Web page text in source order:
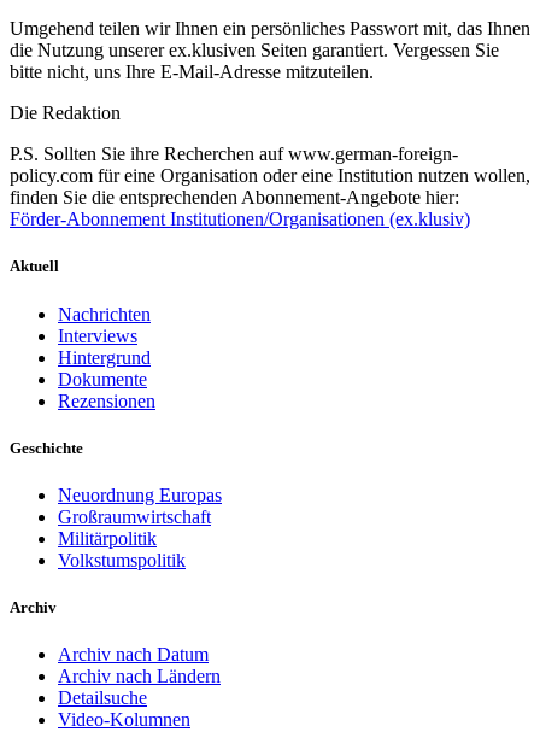
Umgehend teilen wir Ihnen ein persönliches Passwort mit, das Ihnen
die Nutzung unserer ex.klusiven Seiten garantiert. Vergessen Sie
bitte nicht, uns Ihre E-Mail-Adresse mitzuteilen.
Die Redaktion
P.S. Sollten Sie ihre Recherchen auf www.german-foreign-
policy.com für eine Organisation oder eine Institution nutzen wollen,
finden Sie die entsprechenden Abonnement-Angebote hier:
Förder-Abonnement Institutionen/Organisationen (ex.klusiv)
Aktuell
Nachrichten
Interviews
Hintergrund
Dokumente
Rezensionen
Geschichte
Neuordnung Europas
Großraumwirtschaft
Militärpolitik
Volkstumspolitik
Archiv
Archiv nach Datum
Archiv nach Ländern
Detailsuche
Video-Kolumnen